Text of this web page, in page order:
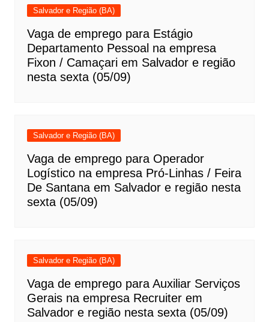
Salvador e Região (BA)
Vaga de emprego para Estágio
Departamento Pessoal na empresa
Fixon / Camaçari em Salvador e região
nesta sexta (05/09)
Salvador e Região (BA)
Vaga de emprego para Operador
Logístico na empresa Pró-Linhas / Feira
De Santana em Salvador e região nesta
sexta (05/09)
Salvador e Região (BA)
Vaga de emprego para Auxiliar Serviços
Gerais na empresa Recruiter em
Salvador e região nesta sexta (05/09)